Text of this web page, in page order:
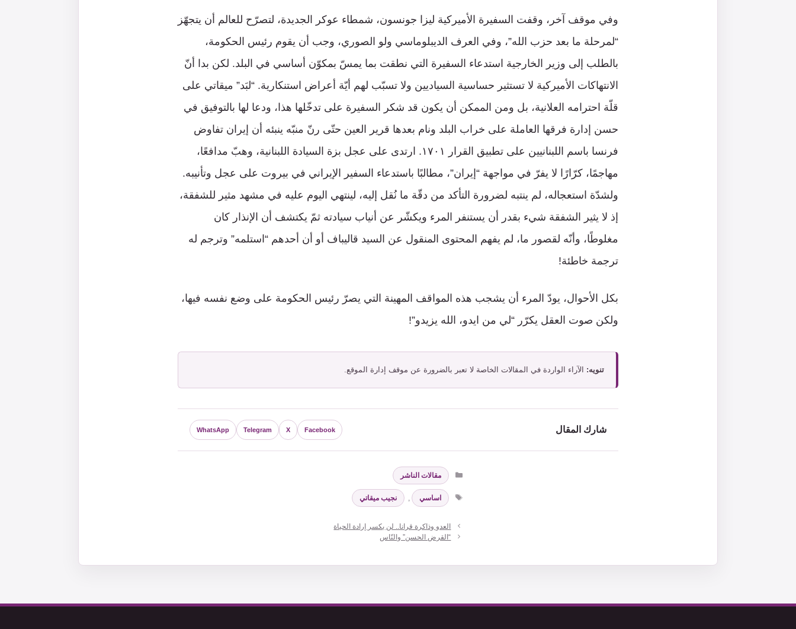
وفي موقف آخر، وقفت السفيرة الأميركية ليزا جونسون، شمطاء عوكر الجديدة، لتصرّح للعالم أن يتجهّز
“لمرحلة ما بعد حزب الله”، وفي العرف الديبلوماسي ولو الصوري، وجب أن يقوم رئيس الحكومة،
بالطلب إلى وزير الخارجية استدعاء السفيرة التي نطقت بما يمسّ بمكوّن أساسي في البلد. لكن بدا أنّ
الانتهاكات الأميركية لا تستثير حساسية السياديين ولا تسبّب لهم أيّة أعراض استنكارية. “لبَد” ميقاتي على
قلّة احترامه العلانية، بل ومن الممكن أن يكون قد شكر السفيرة على تدخّلها هذا، ودعا لها بالتوفيق في
حسن إدارة فرقها العاملة على خراب البلد ونام بعدها قرير العين حتّى رنّ منبّه ينبئه أن إيران تفاوض
فرنسا باسم اللبنانيين على تطبيق القرار ١٧٠١. ارتدى على عجل بزة السيادة اللبنانية، وهبّ مدافعًا،
مهاجمًا، كرّارًا لا يفرّ في مواجهة “إيران”، مطالبًا باستدعاء السفير الإيراني في بيروت على عجل وتأنيبه.
ولشدّة استعجاله، لم ينتبه لضرورة التأكد من دقّة ما نُقل إليه، لينتهي اليوم عليه في مشهد مثير للشفقة،
إذ لا يثير الشفقة شيء بقدر أن يستنفر المرء ويكشّر عن أنياب سيادته ثمّ يكتشف أن الإنذار كان
مغلوطًا، وأنّه لقصور ما، لم يفهم المحتوى المنقول عن السيد قاليباف أو أن أحدهم “استلمه” وترجم له
ترجمة خاطئة!
بكل الأحوال، يودّ المرء أن يشجب هذه المواقف المهينة التي يصرّ رئيس الحكومة على وضع نفسه فيها،
ولكن صوت العقل يكرّر “لي من ايدو، الله يزيدو”!
تنويه: الآراء الواردة في المقالات الخاصة لا تعبر بالضرورة عن موقف إدارة الموقع.
شارك المقال Facebook
X
Telegram
WhatsApp
التصنيفات
مقالات الناشر
الوسوم
اساسي , نجيب ميقاتي
العدو وذاكرة قرانا.. لن يكسر إرادة الحياة
“القرض الحسن” والنّاس